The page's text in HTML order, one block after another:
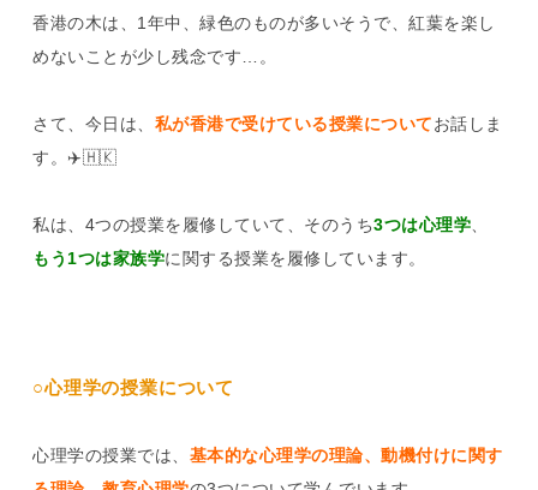
香港の木は、1年中、緑色のものが多いそうで、紅葉を楽し
めないことが少し残念です…。
さて、今日は、 私が香港で受けている授業についてお話しま
す。✈️🇭🇰
私は、4つの授業を履修していて、そのうち3つは心理学
もう1つは家族学に関する授業を履修しています。
○心理学の授業について
心理学の授業では、 基本的な心理学の理論、動機付けに関す